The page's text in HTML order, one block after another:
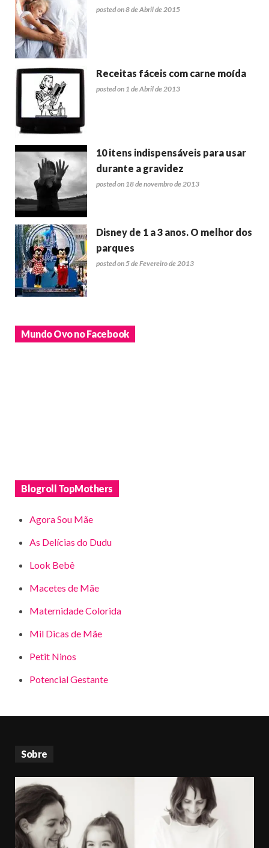
posted on 8 de Abril de 2015
Receitas fáceis com carne moída
posted on 1 de Abril de 2013
10 itens indispensáveis para usar
durante a gravidez
posted on 18 de novembro de 2013
Disney de 1 a 3 anos. O melhor dos
parques
posted on 5 de Fevereiro de 2013
Mundo Ovo no Facebook
Blogroll TopMothers
Agora Sou Mãe
As Delícias do Dudu
Look Bebê
Macetes de Mãe
Maternidade Colorida
Mil Dicas de Mãe
Petit Ninos
Potencial Gestante
Sobre